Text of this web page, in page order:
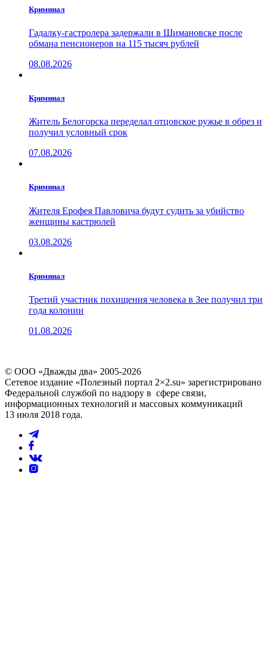
Криминал
Гадалку-гастролера задержали в Шимановске после
обмана пенсионеров на 115 тысяч рублей
08.08.2026
Криминал
Житель Белогорска переделал отцовское ружье в обрез и
получил условный срок
07.08.2026
Криминал
Жителя Ерофея Павловича будут судить за убийство
женщины кастрюлей
03.08.2026
Криминал
Третий участник похищения человека в Зее получил три
года колонии
01.08.2026
© ООО «Дважды два» 2005-2026
Сетевое издание «Полезный портал 2×2.su» зарегистрировано
Федеральной службой по надзору в сфере связи,
информационных технологий и массовых коммуникаций
13 июля 2018 года.